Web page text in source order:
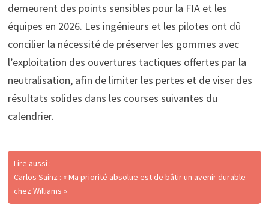
demeurent des points sensibles pour la FIA et les
équipes en 2026. Les ingénieurs et les pilotes ont dû
concilier la nécessité de préserver les gommes avec
l’exploitation des ouvertures tactiques offertes par la
neutralisation, afin de limiter les pertes et de viser des
résultats solides dans les courses suivantes du
calendrier.
Lire aussi :
Carlos Sainz : « Ma priorité absolue est de bâtir un avenir durable
chez Williams »